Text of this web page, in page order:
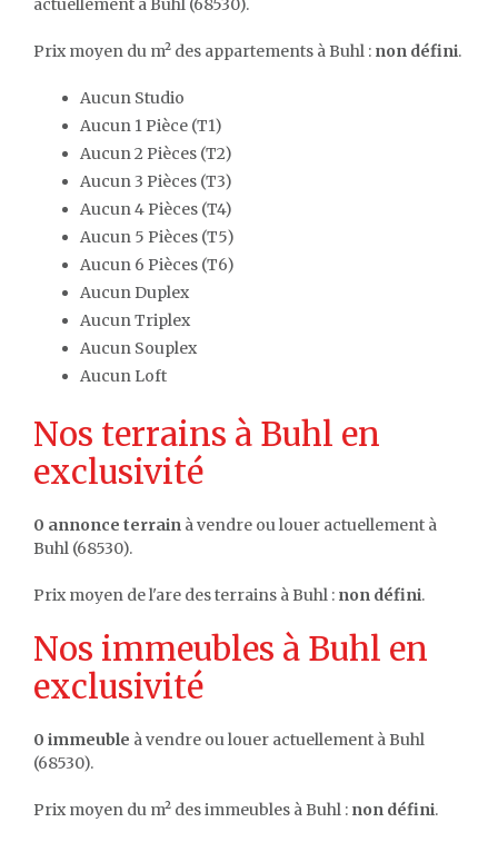
actuellement à Buhl (68530).
Prix moyen du m² des appartements à Buhl : non défini.
Aucun Studio
Aucun 1 Pièce (T1)
Aucun 2 Pièces (T2)
Aucun 3 Pièces (T3)
Aucun 4 Pièces (T4)
Aucun 5 Pièces (T5)
Aucun 6 Pièces (T6)
Aucun Duplex
Aucun Triplex
Aucun Souplex
Aucun Loft
Nos terrains à Buhl en
exclusivité
0 annonce terrain à vendre ou louer actuellement à
Buhl (68530).
Prix moyen de l'are des terrains à Buhl : non défini.
Nos immeubles à Buhl en
exclusivité
0 immeuble à vendre ou louer actuellement à Buhl
(68530).
Prix moyen du m² des immeubles à Buhl : non défini.